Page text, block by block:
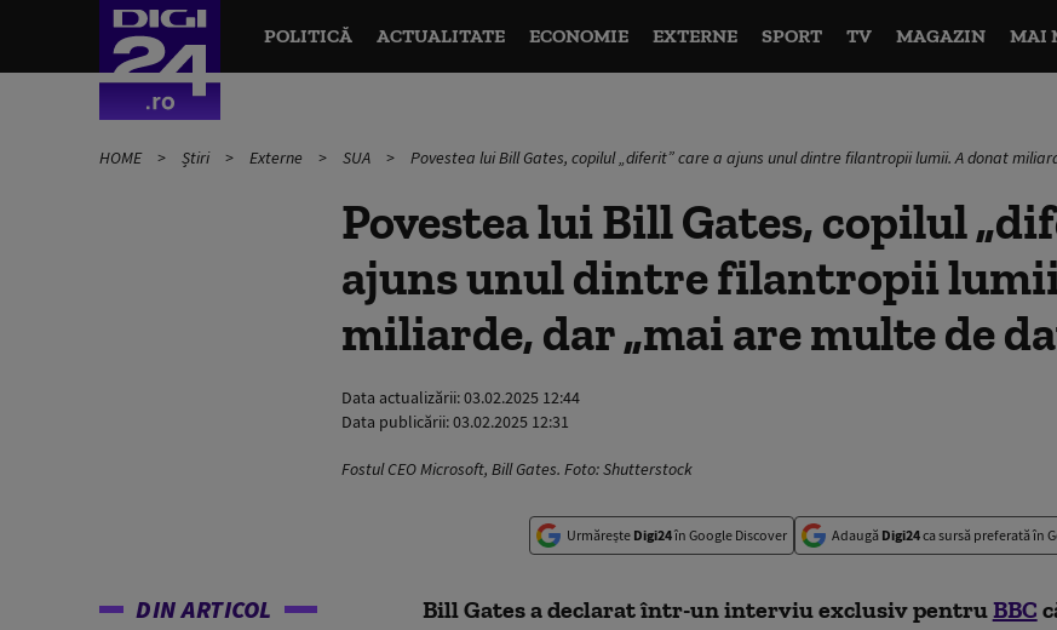
POLITICĂ ACTUALITATE ECONOMIE EXTERNE SPORT TV MAGAZIN MAI
HOME Știri Externe SUA Povestea lui Bill Gates, copilul „diferit” care a ajuns unul dintre filantropii lumii. A donat
Povestea lui Bill Gates, copilul
ajuns unul dintre filantropii
miliarde, dar „mai are multe de
Data actualizării:03.02.2025 12:44
Data publicării:03.02.2025 12:31
Fostul CEO Microsoft, Bill Gates. Foto: Shutterstock
Urmărește Digi24în Google Discover Adaugă Digi24ca sursă preferată în
DIN ARTICOL Bill Gates a declarat într-un interviu exclusiv pentruBBC